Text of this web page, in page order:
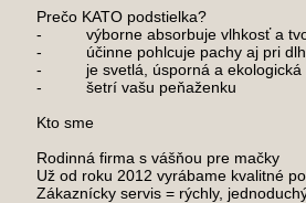
Prečo KATO podstielka?
- výborne absorbuje vlhkosť a
- účinne pohlcuje pachy aj pri
- je svetlá, úsporná a ekologická
- šetrí vašu peňaženku
Kto sme
Rodinná firma s vášňou pre mačky
Už od roku 2012 vyrábame kvalitné
Zákaznícky servis = rýchly,